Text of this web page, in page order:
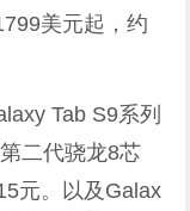
美元起，约
Tab S9系列
二代骁龙8芯
元。以及Galax